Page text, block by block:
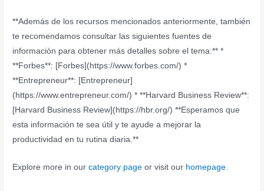
**Además de los recursos mencionados anteriormente, también
te recomendamos consultar las siguientes fuentes de
información para obtener más detalles sobre el tema:** *
**Forbes**: [Forbes](https://www.forbes.com/) *
**Entrepreneur**: [Entrepreneur]
(https://www.entrepreneur.com/) * **Harvard Business Review**:
[Harvard Business Review](https://hbr.org/) **Esperamos que
esta información te sea útil y te ayude a mejorar la
productividad en tu rutina diaria.**
Explore more in ourcategory page or visit our homepage.